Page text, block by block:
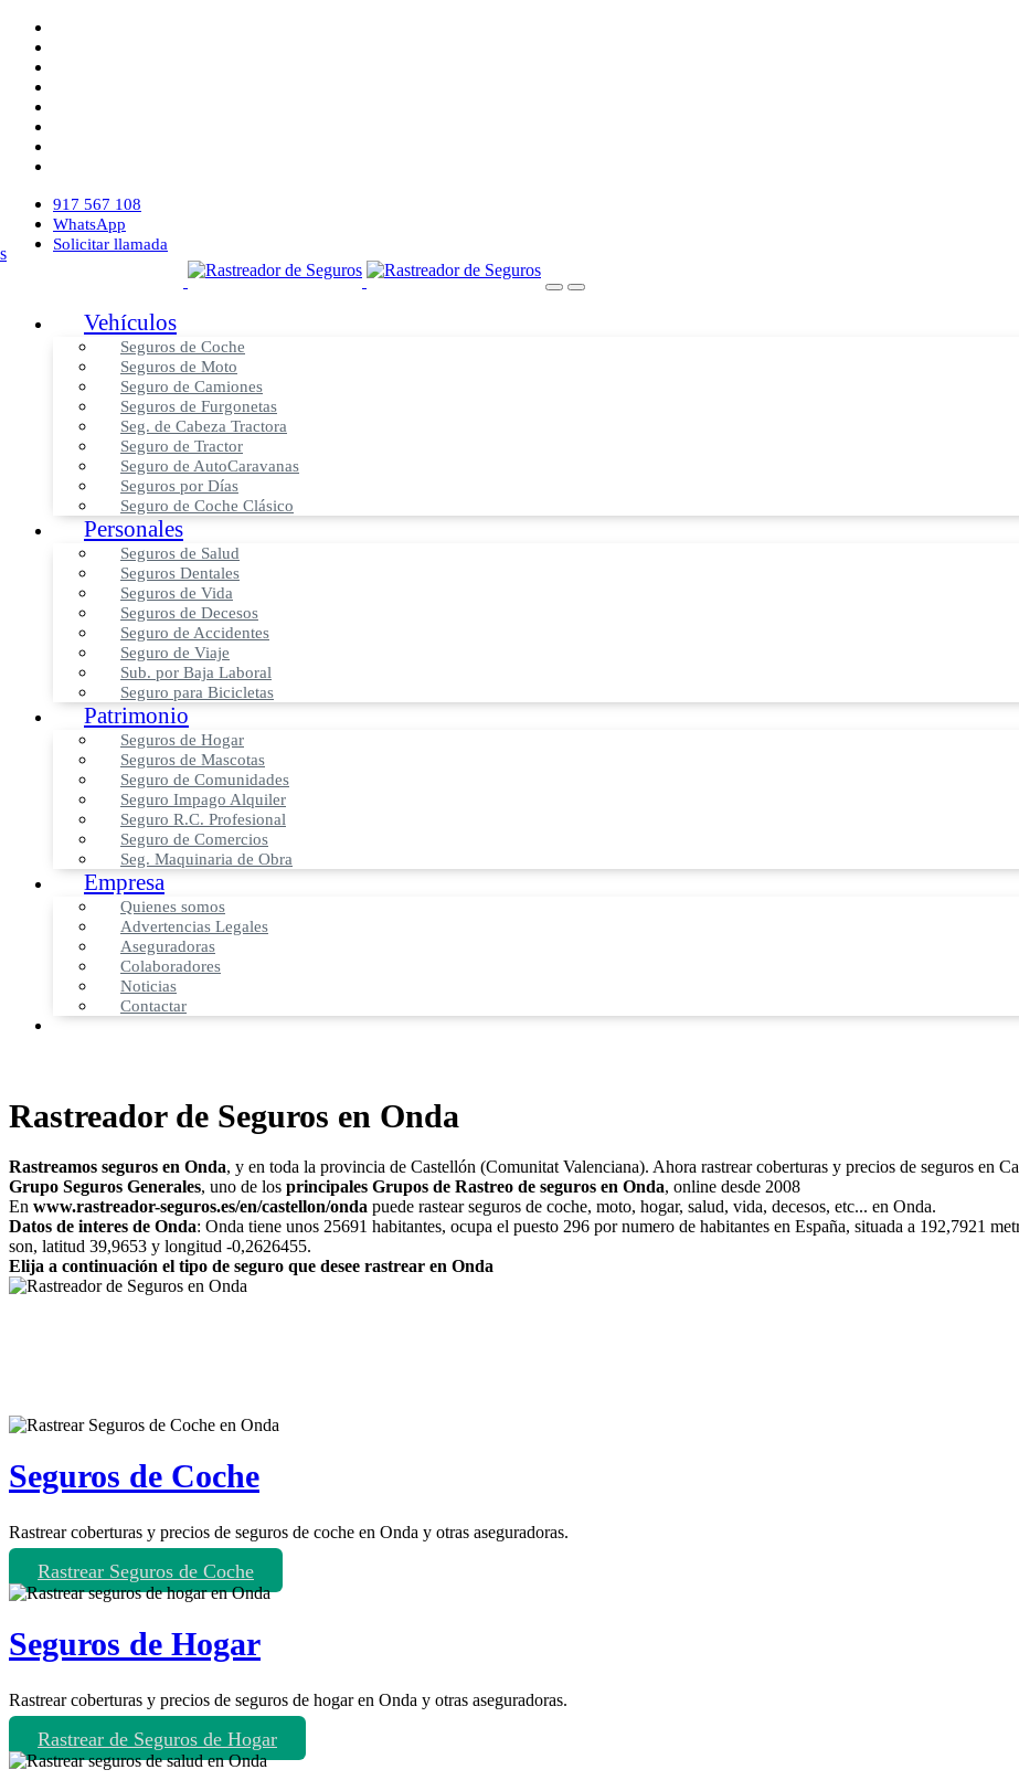
917 567 108
WhatsApp
Solicitar llamada
Vehículos
Seguros de Coche
Seguros de Moto
Seguro de Camiones
Seguros de Furgonetas
Seg. de Cabeza Tractora
Seguro de Tractor
Seguro de AutoCaravanas
Seguros por Días
Seguro de Coche Clásico
Personales
Seguros de Salud
Seguros Dentales
Seguros de Vida
Seguros de Decesos
Seguro de Accidentes
Seguro de Viaje
Sub. por Baja Laboral
Seguro para Bicicletas
Patrimonio
Seguros de Hogar
Seguros de Mascotas
Seguro de Comunidades
Seguro Impago Alquiler
Seguro R.C. Profesional
Seguro de Comercios
Seg. Maquinaria de Obra
Empresa
Quienes somos
Advertencias Legales
Aseguradoras
Colaboradores
Noticias
Contactar
Rastreador de Seguros en Onda
Rastreamos seguros en Onda, y en toda la provincia de Castellón (Comunitat Valenciana). Ahora rastrear coberturas y precios de seguros en
Grupo Seguros Generales, uno de los principales Grupos de Rastreo de seguros en Onda, online desde 2008
En www.rastreador-seguros.es/en/castellon/onda puede rastear seguros de coche, moto, hogar, salud, vida, decesos, etc... en Onda.
Datos de interes de Onda: Onda tiene unos 25691 habitantes, ocupa el puesto 296 por numero de habitantes en España, situada a 192,7921
son, latitud 39,9653 y longitud -0,2626455.
Elija a continuación el tipo de seguro que desee rastrear en Onda
Seguros de Coche
Rastrear coberturas y precios de seguros de coche en Onda y otras aseguradoras.
Rastrear Seguros de Coche
Seguros de Hogar
Rastrear coberturas y precios de seguros de hogar en Onda y otras aseguradoras.
Rastrear de Seguros de Hogar